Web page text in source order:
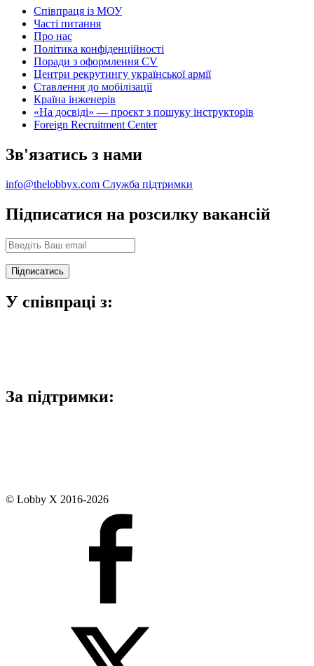
Співпраця із МОУ
Часті питання
Про нас
Політика конфіденційності
Поради з оформлення CV
Центри рекрутингу української армії
Ставлення до мобілізації
Країна інженерів
«На досвіді» — проєкт з пошуку інструкторів
Foreign Recruitment Center
Зв'язатись з нами
info@thelobbyx.com Служба підтримки
Підписатися на розсилку вакансій
У співпраці з:
За підтримки:
© Lobby X 2016-2026